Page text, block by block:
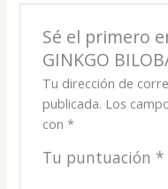
Sé el primero
GINKGO
Tu dirección de
publicada. Los
con *
Tu puntuación *